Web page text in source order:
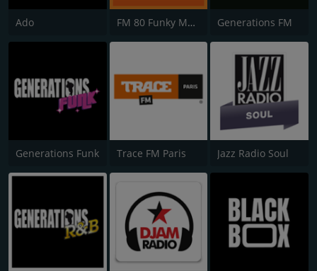
Ado FM 80 Funky Music Generations FM
Generations Funk Trace FM Paris Jazz Radio Soul